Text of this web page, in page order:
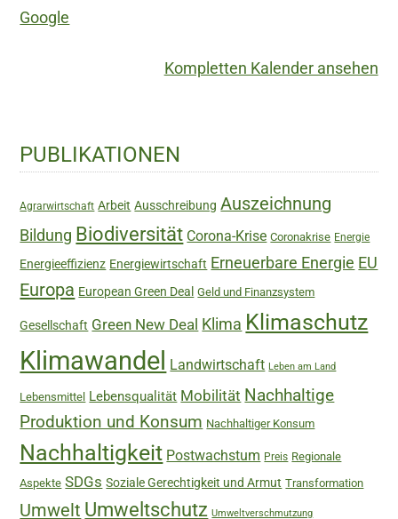
Google
Kompletten Kalender ansehen
Haupt-
Sidebar
PUBLIKATIONEN
Agrarwirtschaft Arbeit Ausschreibung Auszeichnung
Bildung Biodiversität Corona-Krise Coronakrise Energie
Energieeffizienz Energiewirtschaft Erneuerbare Energie EU
Europa European Green Deal Geld und Finanzsystem
Gesellschaft Green New Deal Klima Klimaschutz
Klimawandel Landwirtschaft Leben am Land
Lebensmittel Lebensqualität Mobilität Nachhaltige
Produktion und Konsum Nachhaltiger Konsum
Nachhaltigkeit Postwachstum Preis Regionale
Aspekte SDGs Soziale Gerechtigkeit und Armut Transformation
Umwelt Umweltschutz Umweltverschmutzung